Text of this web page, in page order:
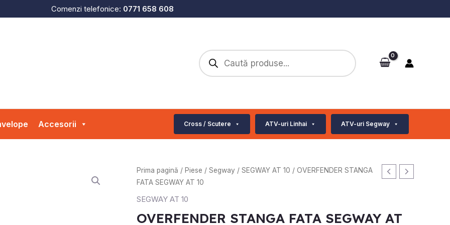
Comenzi telefonice: 0771 658 608
Products
search
Accesorii Cross / Scutere ATV-uri Linhai ATV-uri Segway
Prima pagină / Piese / Segway / SEGWAY AT 10 / OVERFENDER STANGA
FATA SEGWAY AT 10
SEGWAY AT 10
OVERFENDER STANGA FATA SEGWAY AT
Prețul
inițial
a
fost:
115.00 lei.
Prețul